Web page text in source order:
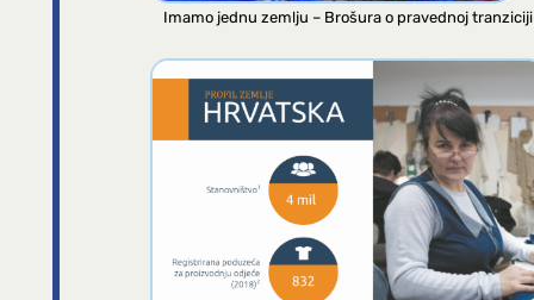
Imamo jednu zemlju – Brošura o pravednoj tranziciji